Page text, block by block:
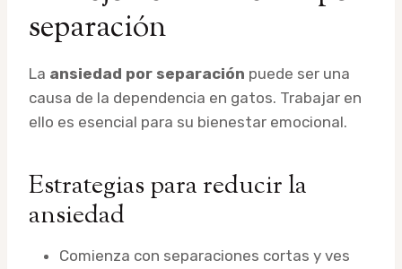
separación
La ansiedad por separación puede ser una
causa de la dependencia en gatos. Trabajar en
ello es esencial para su bienestar emocional.
Estrategias para reducir la
ansiedad
Comienza con separaciones cortas y ves